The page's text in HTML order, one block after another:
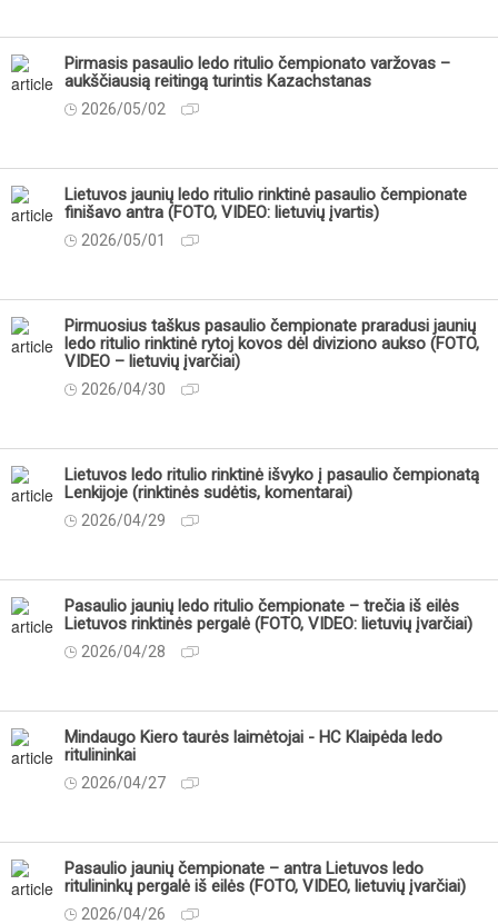
Pirmasis pasaulio ledo ritulio čempionato varžovas –
aukščiausią reitingą turintis Kazachstanas
2026/05/02
Lietuvos jaunių ledo ritulio rinktinė pasaulio čempionate
finišavo antra (FOTO, VIDEO: lietuvių įvartis)
2026/05/01
Pirmuosius taškus pasaulio čempionate praradusi jaunių
ledo ritulio rinktinė rytoj kovos dėl diviziono aukso (FOTO,
VIDEO – lietuvių įvarčiai)
2026/04/30
Lietuvos ledo ritulio rinktinė išvyko į pasaulio čempionatą
Lenkijoje (rinktinės sudėtis, komentarai)
2026/04/29
Pasaulio jaunių ledo ritulio čempionate – trečia iš eilės
Lietuvos rinktinės pergalė (FOTO, VIDEO: lietuvių įvarčiai)
2026/04/28
Mindaugo Kiero taurės laimėtojai - HC Klaipėda ledo
ritulininkai
2026/04/27
Pasaulio jaunių čempionate – antra Lietuvos ledo
ritulininkų pergalė iš eilės (FOTO, VIDEO, lietuvių įvarčiai)
2026/04/26